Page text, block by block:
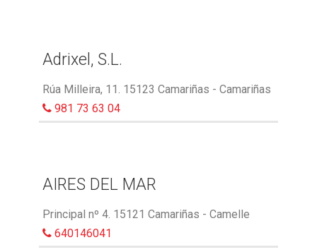
Adrixel, S.L.
Rúa Milleira, 11. 15123 Camariñas - Camariñas
981 73 63 04
AIRES DEL MAR
Principal nº 4. 15121 Camariñas - Camelle
640146041